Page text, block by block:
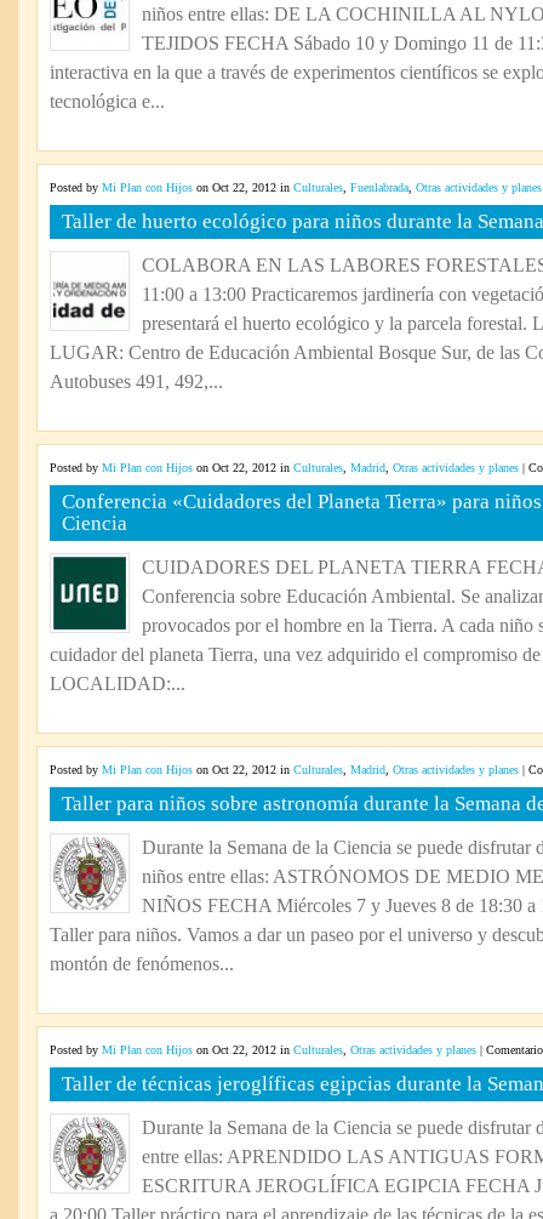
niños entre ellas: DE LA COCHINILLA AL
TEJIDOS FECHA Sábado 10 y Domingo 11 de
interactiva en la que a través de experimentos científicos se
tecnológica e...
Posted by Mi Plan con Hijos on Oct 22, 2012 in Culturales Fuenlabrada Otras actividades y planes
Taller de huerto ecológico para niños durante la
COLABORA EN LAS LABORES
11:00 a 13:00 Practicaremos jardinería con
presentará el huerto ecológico y la parcela
LUGAR: Centro de Educación Ambiental Bosque Sur, de las
Autobuses 491, 492,...
Posted by Mi Plan con Hijos on Oct 22, 2012 in Culturales Madrid Otras actividades y planes |
Conferencia «Cuidadores del Planeta Tierra» para
Ciencia
CUIDADORES DEL PLANETA TIERRA FECHA
Conferencia sobre Educación Ambiental. Se
provocados por el hombre en la Tierra. A cada niño
cuidador del planeta Tierra, una vez adquirido el compromiso
LOCALIDAD:...
Posted by Mi Plan con Hijos on Oct 22, 2012 in Culturales Madrid Otras actividades y planes |
Taller para niños sobre astronomía durante la Semana
Durante la Semana de la Ciencia se puede disfrutar
niños entre ellas: ASTRÓNOMOS DE MEDIO
NIÑOS FECHA Miércoles 7 y Jueves 8 de 18:30 a
Taller para niños. Vamos a dar un paseo por el universo y
montón de fenómenos...
Posted by Mi Plan con Hijos on Oct 22, 2012 in Culturales Otras actividades y planes |
Taller de técnicas jeroglíficas egipcias durante la
Durante la Semana de la Ciencia se puede disfrutar
entre ellas: APRENDIDO LAS ANTIGUAS
ESCRITURA JEROGLÍFICA EGIPCIA FECHA